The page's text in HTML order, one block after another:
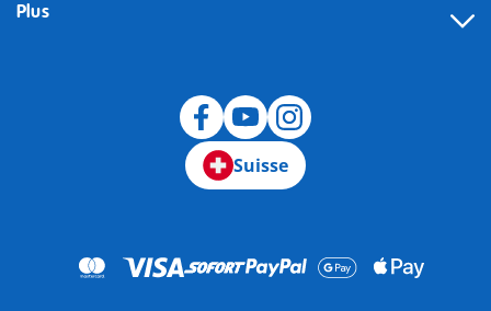
Plus
Suisse